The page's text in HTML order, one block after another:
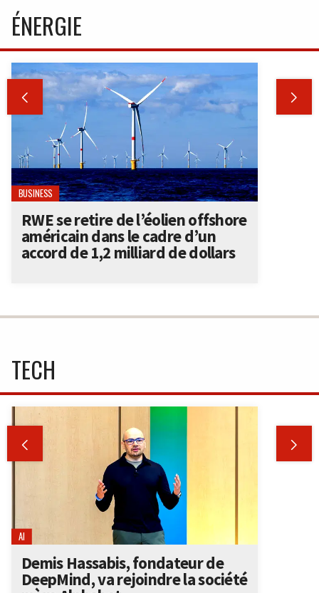
ÉNERGIE
 
BUSINESS
RWE se retire de l’éolien offshore
américain dans le cadre d’un
accord de 1,2 milliard de dollars
TECH
 
AI
Demis Hassabis, fondateur de
DeepMind, va rejoindre la société